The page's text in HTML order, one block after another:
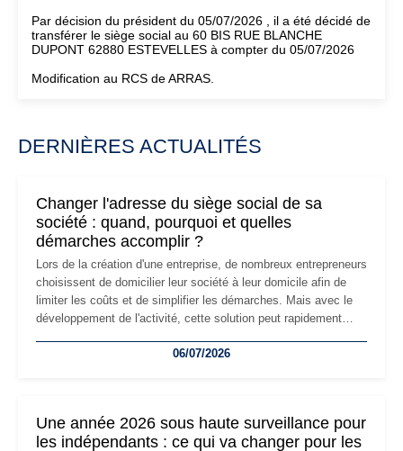
Par décision du président du 05/07/2026 , il a été décidé de
transférer le siège social au 60 BIS RUE BLANCHE
DUPONT 62880 ESTEVELLES à compter du 05/07/2026
Modification au RCS de ARRAS.
DERNIÈRES ACTUALITÉS
Changer l'adresse du siège social de sa
société : quand, pourquoi et quelles
démarches accomplir ?
Lors de la création d'une entreprise, de nombreux entrepreneurs
choisissent de domicilier leur société à leur domicile afin de
limiter les coûts et de simplifier les démarches. Mais avec le
développement de l'activité, cette solution peut rapidement
professionnels, recrutement, image de marque… Le
06/07/2026
Une année 2026 sous haute surveillance pour
les indépendants : ce qui va changer pour les